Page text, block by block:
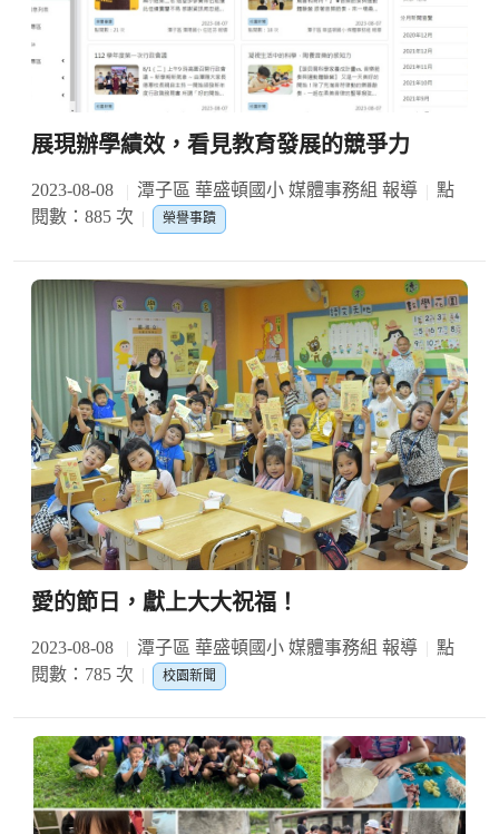
展現辦學績效，看見教育發展的競爭力
2023-08-08 潭子區 華盛頓國小 媒體事務組 報導
點
閱數：885 次
榮譽事蹟
愛的節日，獻上大大祝福！
2023-08-08 潭子區 華盛頓國小 媒體事務組 報導
點
閱數：785 次
校園新聞